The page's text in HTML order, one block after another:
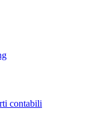
contabili